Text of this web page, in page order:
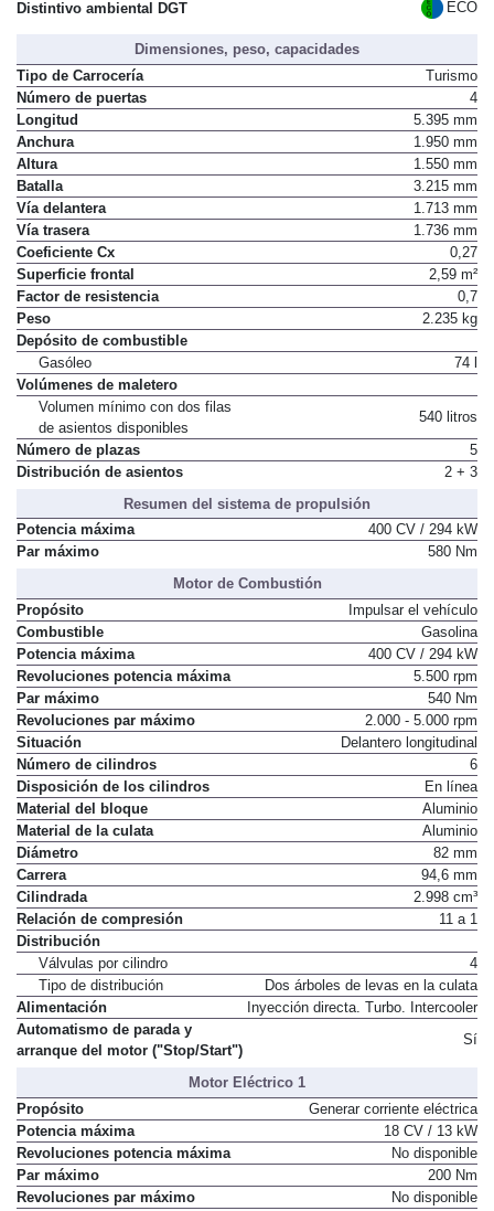
Distintivo ambiental DGT
ECO
Dimensiones, peso, capacidades
Tipo de Carrocería
Turismo
Número de puertas
4
Longitud
5.395 mm
Anchura
1.950 mm
Altura
1.550 mm
Batalla
3.215 mm
Vía delantera
1.713 mm
Vía trasera
1.736 mm
Coeficiente Cx
0,27
Superficie frontal
2,59 m²
Factor de resistencia
0,7
Peso
2.235 kg
Depósito de combustible
Gasóleo
74 l
Volúmenes de maletero
Volumen mínimo con dos filas
de asientos disponibles
540 litros
Número de plazas
5
Distribución de asientos
2 + 3
Resumen del sistema de propulsión
Potencia máxima
400 CV / 294 kW
Par máximo
580 Nm
Motor de Combustión
Propósito
Impulsar el vehículo
Combustible
Gasolina
Potencia máxima
400 CV / 294 kW
Revoluciones potencia máxima
5.500 rpm
Par máximo
540 Nm
Revoluciones par máximo
2.000 - 5.000 rpm
Situación
Delantero longitudinal
Número de cilindros
6
Disposición de los cilindros
En línea
Material del bloque
Aluminio
Material de la culata
Aluminio
Diámetro
82 mm
Carrera
94,6 mm
Cilindrada
2.998 cm³
Relación de compresión
11 a 1
Distribución
Válvulas por cilindro
4
Tipo de distribución
Dos árboles de levas en la culata
Alimentación
Inyección directa. Turbo. Intercooler
Automatismo de parada y
arranque del motor ("Stop/Start")
Sí
Motor Eléctrico 1
Propósito
Generar corriente eléctrica
Potencia máxima
18 CV / 13 kW
Revoluciones potencia máxima
No disponible
Par máximo
200 Nm
Revoluciones par máximo
No disponible